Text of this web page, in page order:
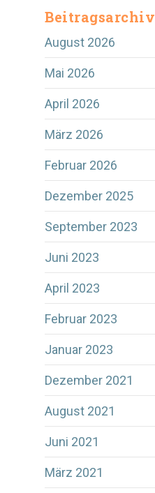
Beitragsarchiv
August 2026
Mai 2026
April 2026
März 2026
Februar 2026
Dezember 2025
September 2023
Juni 2023
April 2023
Februar 2023
Januar 2023
Dezember 2021
August 2021
Juni 2021
März 2021